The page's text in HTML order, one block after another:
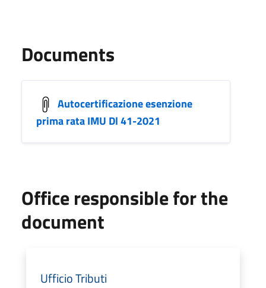
Documents
Autocertificazione esenzione
prima rata IMU Dl 41-2021
Office responsible for the
document
Ufficio Tributi